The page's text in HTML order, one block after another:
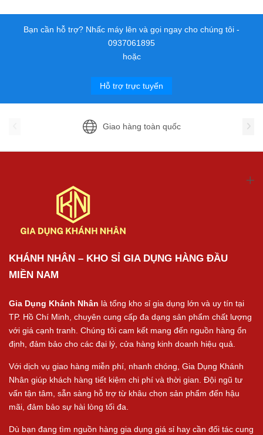
Bạn cần hỗ trợ? Nhấc máy lên và gọi ngay cho chúng tôi -
0937061895
hoặc
Hỗ trợ trực tuyến
Giao hàng toàn quốc
KHÁNH NHÂN – KHO SỈ GIA DỤNG HÀNG ĐẦU
MIỀN NAM
Gia Dụng Khánh Nhân là tổng kho sỉ gia dụng lớn và uy tín tại
TP. Hồ Chí Minh, chuyên cung cấp đa dạng sản phẩm chất lượng
với giá cạnh tranh. Chúng tôi cam kết mang đến nguồn hàng ổn
định, đảm bảo cho các đại lý, cửa hàng kinh doanh hiệu quả.
Với dịch vụ giao hàng miễn phí, nhanh chóng, Gia Dụng Khánh
Nhân giúp khách hàng tiết kiệm chi phí và thời gian. Đội ngũ tư
vấn tận tâm, sẵn sàng hỗ trợ từ khâu chọn sản phẩm đến hậu
mãi, đảm bảo sự hài lòng tối đa.
Dù bạn đang tìm nguồn hàng gia dụng giá sỉ hay cần đối tác cung